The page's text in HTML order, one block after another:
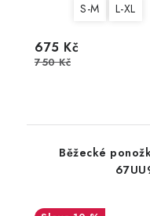
S-M L-XL
675 Kč
750 Kč
Běžecké